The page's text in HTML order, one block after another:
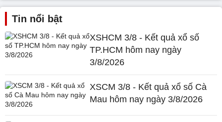
Tin nổi bật
XSHCM 3/8 - Kết quả xổ số
TP.HCM hôm nay ngày
3/8/2026
XSCM 3/8 - Kết quả xổ số Cà
Mau hôm nay ngày 3/8/2026